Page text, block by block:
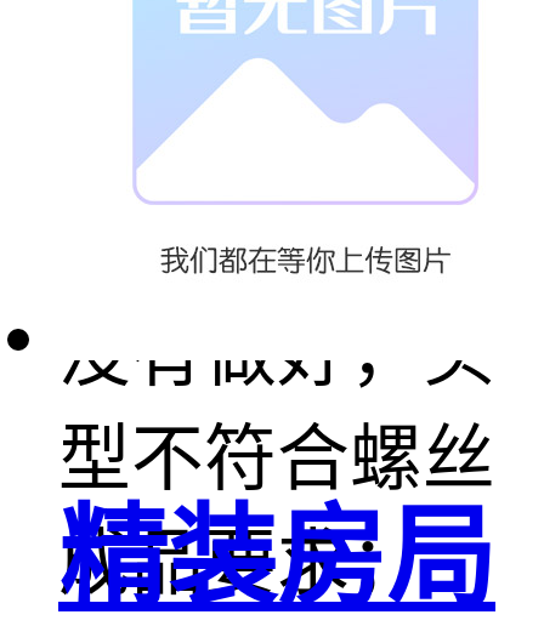
差;另一种是模
具本身的问
题，头部位置
没有做好，头
型不符合螺丝
成品要求；
精装房局